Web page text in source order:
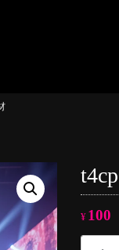
¥ 100